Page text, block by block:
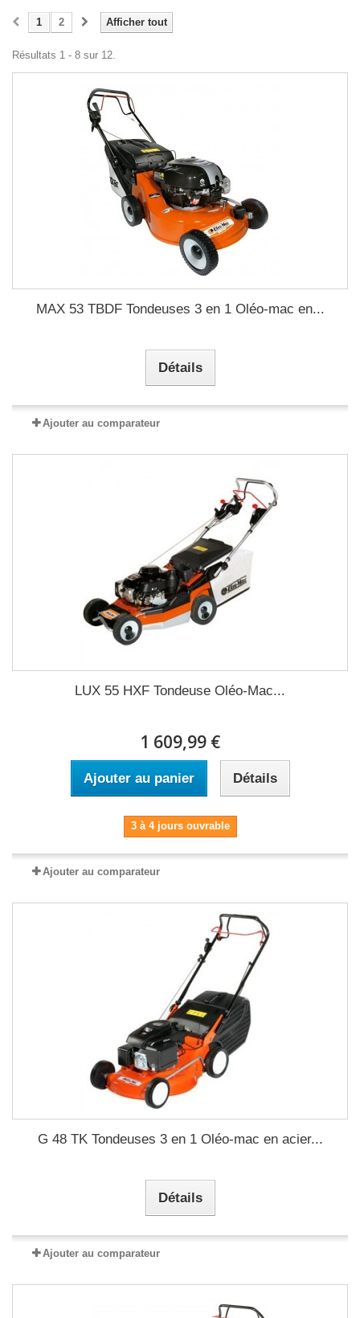
Afficher tout
1 2
Résultats 1 - 8 sur 12.
MAX 53 TBDF Tondeuses 3 en 1 Oléo-mac en...
Détails
Ajouter au comparateur
LUX 55 HXF Tondeuse Oléo-Mac...
1 609,99 €
Ajouter au panier Détails
3 à 4 jours ouvrable
Ajouter au comparateur
G 48 TK Tondeuses 3 en 1 Oléo-mac en acier...
Détails
Ajouter au comparateur